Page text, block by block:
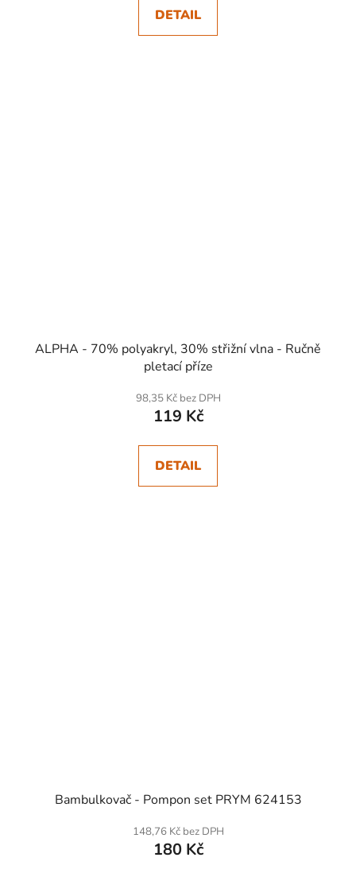
DETAIL
ALPHA - 70% polyakryl, 30% střižní vlna - Ručně
pletací příze
98,35 Kč bez DPH
119 Kč
DETAIL
Bambulkovač - Pompon set PRYM 624153
148,76 Kč bez DPH
180 Kč